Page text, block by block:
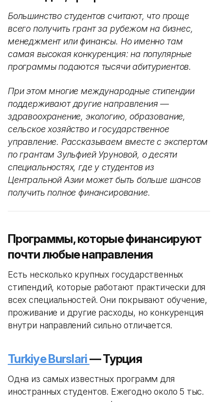
Большинство студентов считают, что проще
всего получить грант за рубежом на бизнес,
менеджмент или финансы. Но именно там
самая высокая конкуренция: на популярные
программы подаются тысячи абитуриентов.
При этом многие международные стипендии
поддерживают другие направления —
здравоохранение, экологию, образование,
сельское хозяйство и государственное
управление. Рассказываем вместе с экспертом
по грантам Зульфией Уруновой, о десяти
специальностях, где у студентов из
Центральной Азии может быть больше шансов
получить полное финансирование.
Программы, которые финансируют
почти любые направления
Есть несколько крупных государственных
стипендий, которые работают практически для
всех специальностей. Они покрывают обучение,
проживание и другие расходы, но конкуренция
внутри направлений сильно отличается.
Turkiye Burslari— Турция
Одна из самых известных программ для
иностранных студентов. Ежегодно около 5 тыс.